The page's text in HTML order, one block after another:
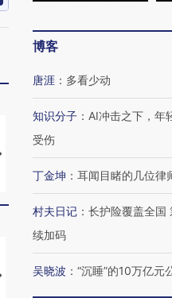
视线｜HYROX的吸金
术：是什么让中产们甘
心“花钱找虐”？
马航飞行
粒摇头丸
毒品
视线｜全球最热百城独占
博客
唐涯 ： 多看少动
知识分子 ： AI冲击之下，年
受伤
丁金坤 ： 耳闻目睹的几位律
村夫日记 ： 长护险覆盖全国
续加码
吴晓波 ： “沉睡”的10万亿元